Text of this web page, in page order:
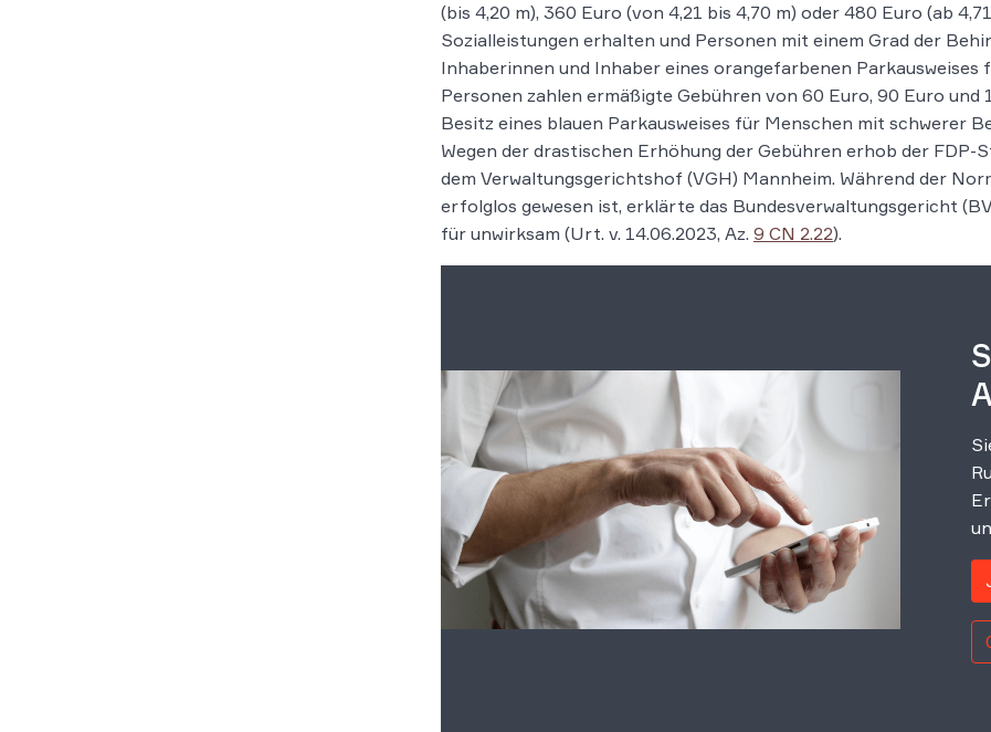
(bis 4,20 m), 360 Euro (von 4,21 bis 4,70 m) oder 480 Euro (ab
Sozialleistungen erhalten und Personen mit einem Grad der
Inhaberinnen und Inhaber eines orangefarbenen
Personen zahlen ermäßigte Gebühren von 60 Euro, 90 Euro und
Besitz eines blauen Parkausweises für Menschen mit schwerer
Wegen der drastischen Erhöhung der Gebühren erhob der
dem Verwaltungsgerichtshof (VGH) Mannheim. Während der
erfolglos gewesen ist, erklärte das Bundesverwaltungsgericht
für unwirksam (Urt. v. 14.06.2023, Az. 9 CN 2.22).